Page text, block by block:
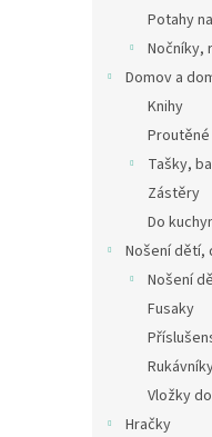
Potahy
Nočníky,
Domov a
Knihy
Tašky,
Zástěry
Do
Nošení dětí,
Nošení
Fusaky
Vložky
Hračky